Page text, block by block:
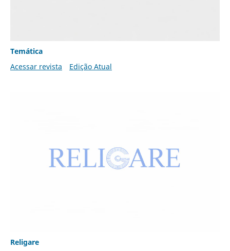
Temática
Acessar revista
Edição Atual
Religare